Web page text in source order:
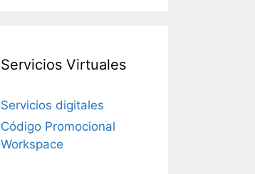
Servicios Virtuales
Servicios digitales
Código Promocional
Workspace